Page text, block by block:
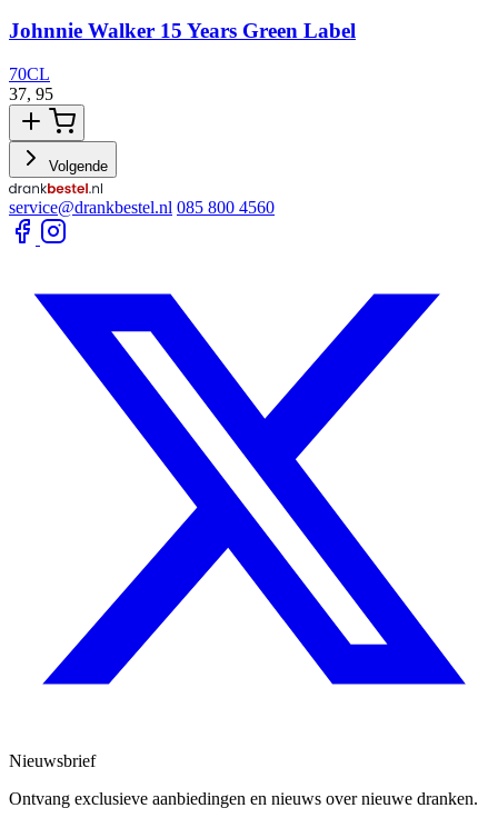
Johnnie Walker 15 Years Green Label
70CL
37, 95
Volgende
service@drankbestel.nl 085 800 4560
Nieuwsbrief
Ontvang exclusieve aanbiedingen en nieuws over nieuwe dranken.